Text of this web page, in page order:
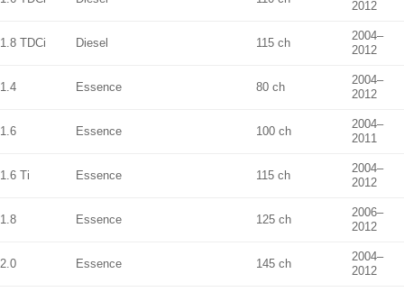
2012
1.8 TDCi Diesel 115 ch
2004–
2012
1.4 Essence 80 ch
2004–
2012
1.6 Essence 100 ch
2004–
2011
1.6 Ti Essence 115 ch
2004–
2012
1.8 Essence 125 ch
2006–
2012
2.0 Essence 145 ch
2004–
2012